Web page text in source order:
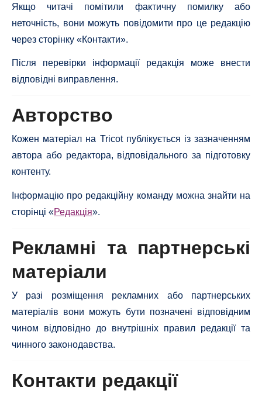
Якщо читачі помітили фактичну помилку або
неточність, вони можуть повідомити про це редакцію
через сторінку «Контакти».
Після перевірки інформації редакція може внести
відповідні виправлення.
Авторство
Кожен матеріал на Tricot публікується із зазначенням
автора або редактора, відповідального за підготовку
контенту.
Інформацію про редакційну команду можна знайти на
сторінці «Редакція».
Рекламні та партнерські
матеріали
У разі розміщення рекламних або партнерських
матеріалів вони можуть бути позначені відповідним
чином відповідно до внутрішніх правил редакції та
чинного законодавства.
Контакти редакції